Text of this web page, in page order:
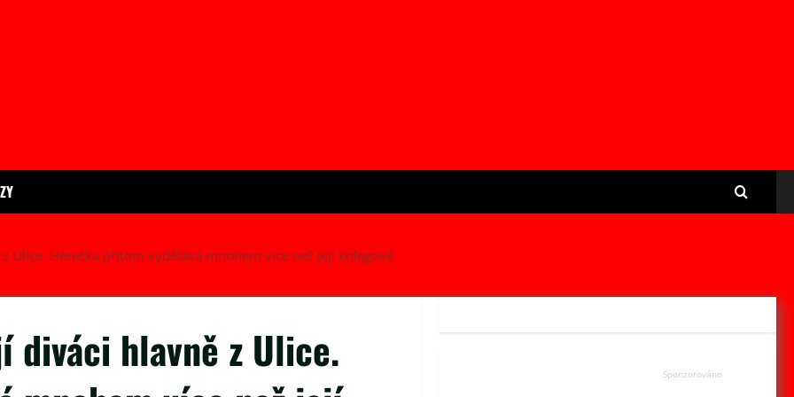
Ulice. Herečka přitom vydělává mnohem více než její kolegové
diváci hlavně z Ulice.